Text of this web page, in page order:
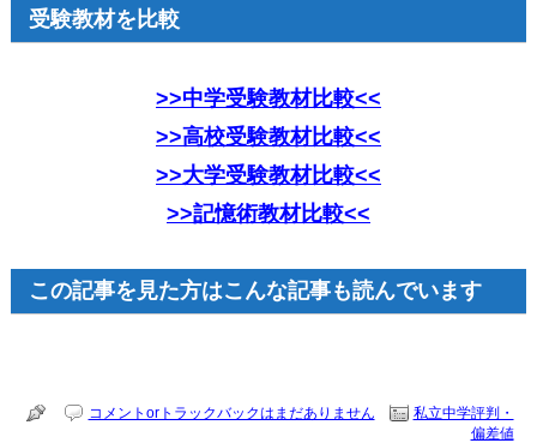
受験教材を比較
>>中学受験教材比較<<
>>高校受験教材比較<<
>>大学受験教材比較<<
>>記憶術教材比較<<
この記事を見た方はこんな記事も読んでいます
コメントorトラックバックはまだありません
私立中学評判・
偏差値